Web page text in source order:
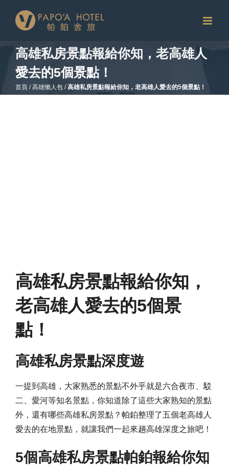
高雄私房景點報給你知，老高雄人
愛去的5個景點！
首頁 /高雄懶人包 /高雄私房景點報給你知，老高雄人愛去的5個景點！
高雄私房景點報給你知，
老高雄人愛去的5個景
點！
高雄私房景點深度遊
一提到高雄，大家熟悉的景點不外乎就是六合夜市、駁
二、愛河等知名景點，你知道除了這些大家熟知的景點
外，還有哪些高雄私房景點？帕鉑整理了五個老高雄人
愛去的在地景點，就讓我們一起來趟高雄深度之旅吧！
5個高雄私房景點帕鉑報給你知